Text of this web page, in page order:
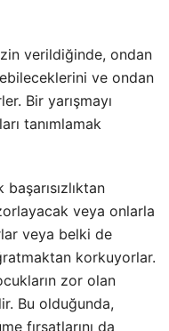
verildiğinde, ondan
ve ondan
Bir yarışmayı
tanımlamak
veya onlarla
veya belki de
korkuyorlar.
zor olan
Bu olduğunda,
fırsatlarını da